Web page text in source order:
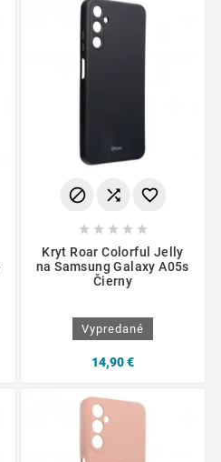
  
    
Kryt Roar Colorful Jelly
na Samsung Galaxy A05s
Čierny
Vypredané
14,90 €